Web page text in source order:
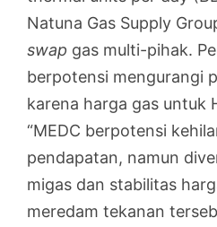
Natuna Gas Supply
swap gas multi-pihak.
berpotensi mengurangi
karena harga gas untuk
“MEDC berpotensi
pendapatan, namun
migas dan stabilitas
meredam tekanan